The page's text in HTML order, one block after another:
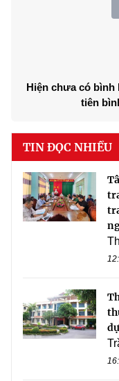
Hiện chưa có
tiên
TIN ĐỌC NHIỀU